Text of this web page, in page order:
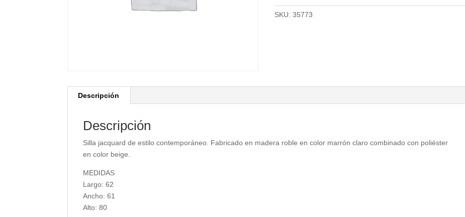
SKU:35773
Descripción
Descripción
Silla jacquard de estilo contemporáneo. Fabricado en madera roble en color marrón claro combinado con poliéster
en color beige.
MEDIDAS
Largo: 62
Ancho: 61
Alto: 80